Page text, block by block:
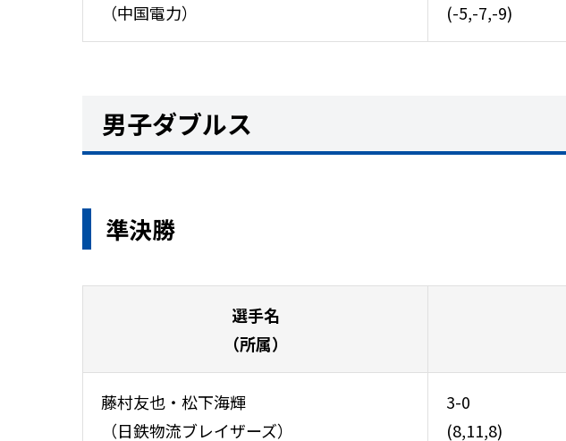
（中国電力）
(-5,-7,-9)
男子ダブルス
準決勝
選手名
（所属）
藤村友也・松下海輝
（日鉄物流ブレイザーズ）
3-0
(8,11,8)